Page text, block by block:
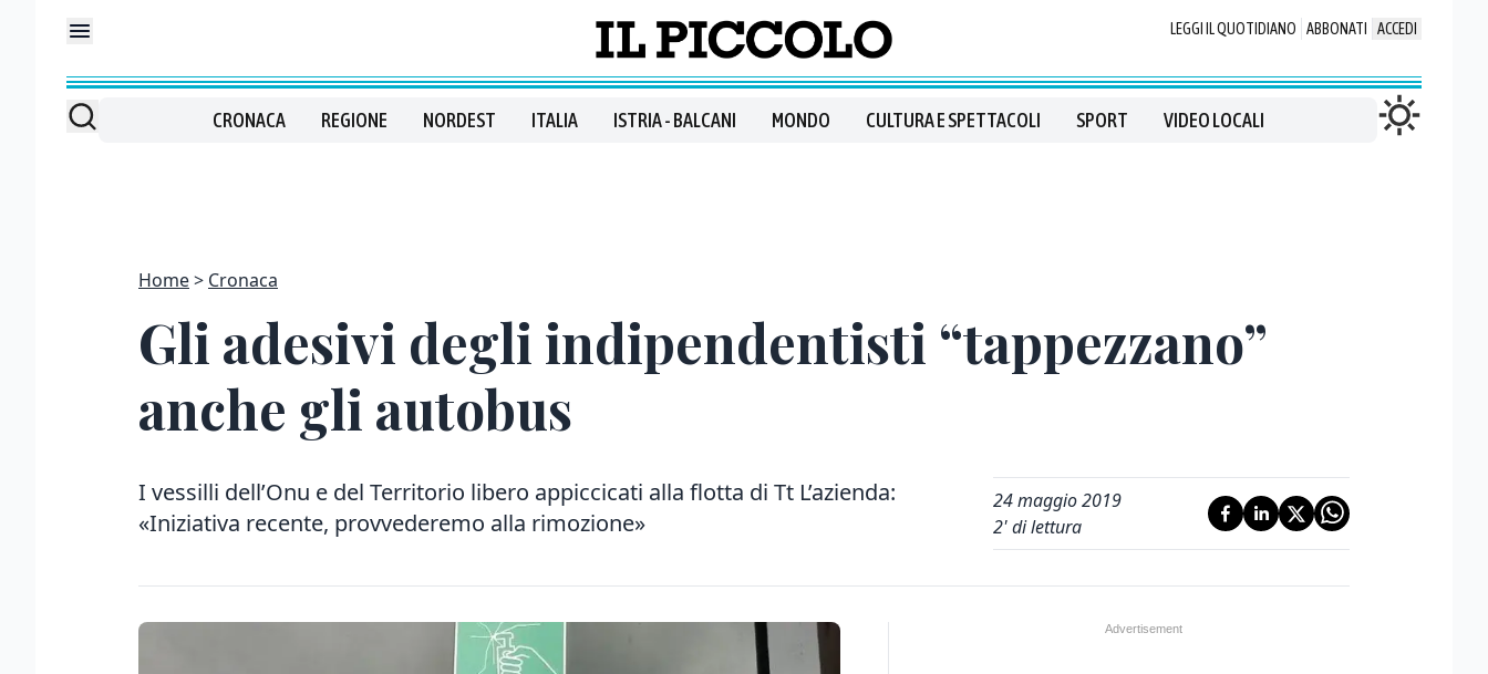
LEGGI IL QUOTIDIANO ABBONATI ACCEDI
CRONACA REGIONE NORDEST ITALIA ISTRIA - BALCANI MONDO CULTURA E SPETTACOLI SPORT VIDEO LOCALI
Home Cronaca
Gli adesivi degli indipendentisti “tappezzano”
anche gli autobus
I vessilli dell’Onu e del Territorio libero appiccicati alla flotta di Tt L’azienda:
«Iniziativa recente, provvederemo alla rimozione»
24 maggio 2019
2' di lettura